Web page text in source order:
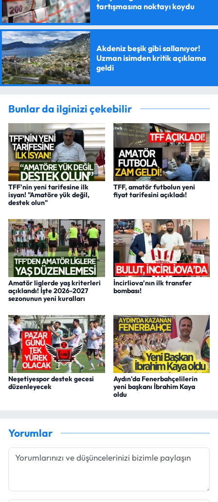
tartışmasına noktayı koydu
Akdeniz beşik gibi sallanıyor!
Uzman isimden kritik açıklama
geldi
Bunlar da ilginizi çekebilir
TFF'nin yeni tarifesine ilk
isyan! "Amatöre yük değil,
destek olun"
TFF, amatör futbolun yeni
fiyat tarifesini açıkladı!
Amatör liglerde yaş kriterleri
açıklandı! İşte 2026-2027
sezonunun yeni kuralları
İncirliova'nın ilk transfer
bombası!
Neşetiyespor destek gecesi
düzenleyecek
Aydın'da Fenerbahçelilerin
yeni başkanı İbrahim Kaya
oldu
Yorumlar